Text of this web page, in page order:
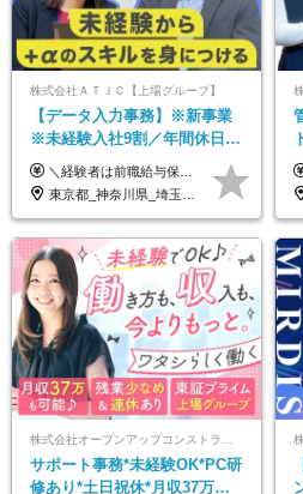
株式会社ＡＴＪＣ【上場グループ】
【データ入力事務】※新事業
※未経験入社9割／年間休日
124日／月 残業13h／土日祝休
み／給与改定年2回
＼経験者は前職給与保証！／ 月給23万円～33万円＋各種手当 ☆給与改定年2回あり！ ※上記金額には固定残業代（31,081円～44,595円／20時間分）を含みます。 ※超過分は別途支給します。 ★試用期間：6ヶ月 未経験の場合、試用期間中は月給21万円（固定残業代12,353円／8時間分）となります。ただし、2026年7月1日以降は給与改定に伴い、試用期間の途中であっても、月給230,000円（固定残業代31,081円／20時間分）を適用します。 ※超過分は別途支給します。
東京都_神奈川県_埼玉県_千葉県
サポート事務*未経験OK*PC研
修あり*土日祝休*月収37万円